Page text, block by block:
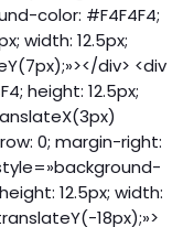
color: #F4F4F4;
width: 12.5px;
div> <div
height: 12.5px;
0; margin-right:
12.5px; width:
18px);»>